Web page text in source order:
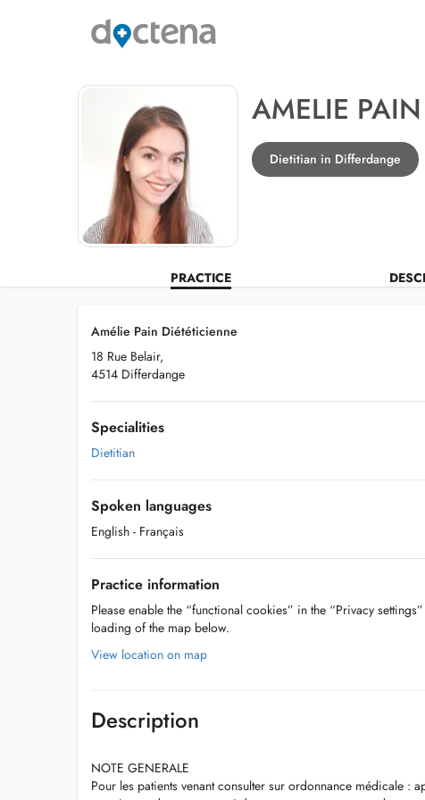
AMELIE PAIN
Dietitian in Differdange
PRACTICE
Amélie Pain Diététicienne
18 Rue Belair,
4514 Differdange
Specialities
Dietitian
Spoken languages
English - Français
Practice information
Please enable the “functional cookies” in the “Privacy
loading of the map below.
View location on map
Description
NOTE GENERALE
Pour les patients venant consulter sur ordonnance médicale :